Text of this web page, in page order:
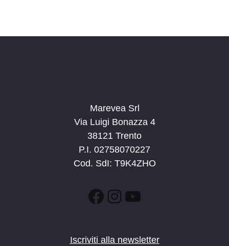
Marevea Srl
Via Luigi Bonazza 4
38121 Trento
P.I. 02758070227
Cod. SdI: T9K4ZHO
Facebook
Instagram
YouTube
Iscriviti alla newsletter